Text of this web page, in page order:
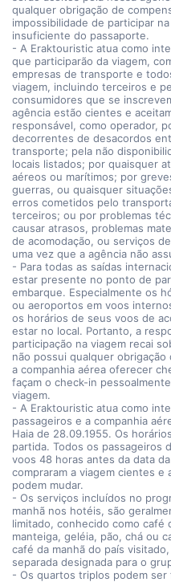
qualquer obrigação de
impossibilidade de participar
insuficiente do passaporte.
- A Eraktouristic atua como
que participarão da viagem,
empresas de transporte e
viagem, incluindo terceiros e
consumidores que se
agência estão cientes e
responsável, como operador,
decorrentes de desacordos
transporte; pela não
locais listados; por quaisquer
aéreos ou marítimos; por
guerras, ou quaisquer
erros cometidos pelo
terceiros; ou por problemas
causar atrasos, problemas
de acomodação, ou serviços
uma vez que a agência não
- Para todas as saídas
estar presente no ponto de
embarque. Especialmente os
ou aeroportos em voos
os horários de seus voos de
estar no local. Portanto, a
participação na viagem recai
não possui qualquer obrigação
a companhia aérea oferecer
façam o check-in
viagem.
- A Eraktouristic atua como
passageiros e a companhia
Haia de 28.09.1955. Os
partida. Todos os passageiros
voos 48 horas antes da data
compraram a viagem cientes
podem mudar.
- Os serviços incluídos no
manhã nos hotéis, são
limitado, conhecido como café
manteiga, geléia, pão, chá ou
café da manhã do país
separada designada para o
- Os quartos triplos podem